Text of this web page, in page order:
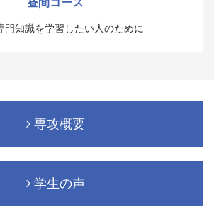
門知識を学習したい人のために
専攻概要
学生の声